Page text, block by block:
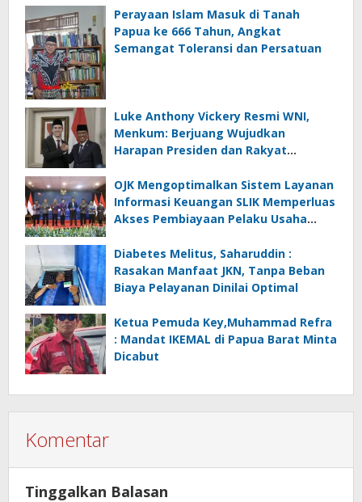
Perayaan Islam Masuk di Tanah
Papua ke 666 Tahun, Angkat
Semangat Toleransi dan Persatuan
Luke Anthony Vickery Resmi WNI,
Menkum: Berjuang Wujudkan
Harapan Presiden dan Rakyat
OJK Mengoptimalkan Sistem Layanan
Informasi Keuangan SLIK Memperluas
Akses Pembiayaan Pelaku Usaha
Diabetes Melitus, Saharuddin :
Rasakan Manfaat JKN, Tanpa Beban
Biaya Pelayanan Dinilai Optimal
Ketua Pemuda Key,Muhammad Refra
: Mandat IKEMAL di Papua Barat Minta
Dicabut
Komentar
Tinggalkan Balasan